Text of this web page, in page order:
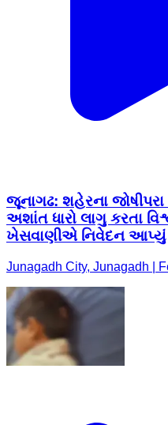
જૂનાગઢ: શહેરના
અશાંત ધારો લાગુ કરતા
ખેસવાણીએ નિવેદન આપ્યું
Junagadh City, Junagadh |